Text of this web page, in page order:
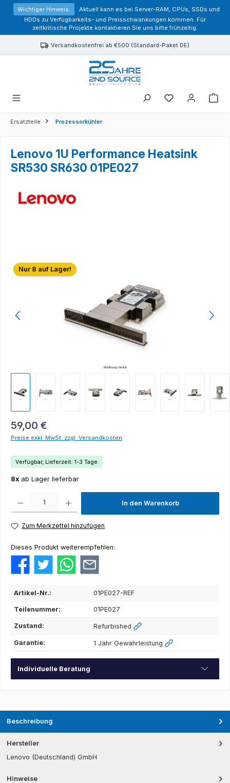
springen
Wichtiger Hinweis:
Aktuell kann es bei Server-RAM, CPUs, SSDs und
HDDs zu Verfügbarkeits- und Preisschwankungen kommen. Für
zeitkritische Projekte kontaktieren Sie uns bitte frühzeitig.
Versandkostenfrei ab €500 (Standard-Paket DE)
Sie haben 0
Ersatzteile Prozessorkühler
Lenovo 1U Performance Heatsink
SR530 SR630 01PE027
Bildergalerie überspringen
Nur 8 auf Lager!
59,00 €
Preise exkl. MwSt. zzgl. Versandkosten
Verfügbar, Lieferzeit: 1-3 Tage
8x ab Lager lieferbar
In den Warenkorb
Zum Merkzettel hinzufügen
Dieses Produkt weiterempfehlen:
Artikel-Nr.: 01PE027-REF
Teilenummer: 01PE027
Zustand: Refurbished
Garantie: 1 Jahr Gewährleistung
Individuelle Beratung
Beschreibung
Hersteller
Lenovo (Deutschland) GmbH
Hinweise